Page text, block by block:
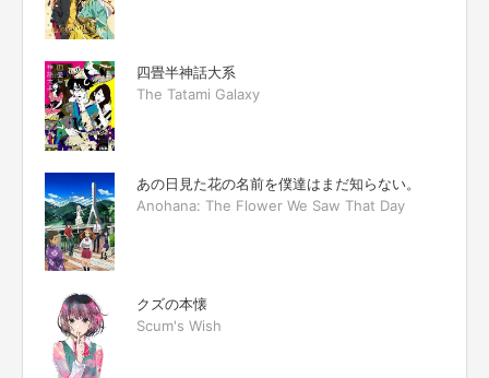
四畳半神話大系
The Tatami Galaxy
あの日見た花の名前を僕達はまだ知らない。
Anohana: The Flower We Saw That Day
クズの本懐
Scum's Wish